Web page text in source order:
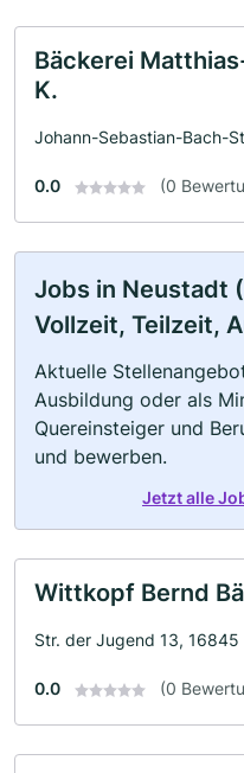
Bäckerei
K.
Johann-Sebastian-Bach-
0.0 (0
Jobs in Neustadt
Vollzeit, Teilzeit,
Aktuelle
Ausbildung oder als
Quereinsteiger und
und bewerben.
Jetzt alle
Wittkopf Bernd
Str. der Jugend 13, 16845
0.0 (0